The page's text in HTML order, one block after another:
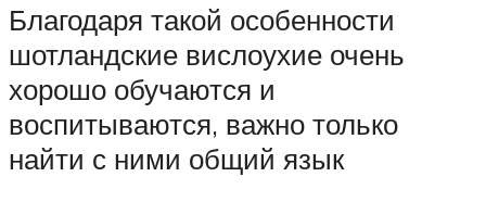
Благодаря такой особенности
шотландские вислоухие очень
хорошо обучаются и
воспитываются, важно только
найти с ними общий язык